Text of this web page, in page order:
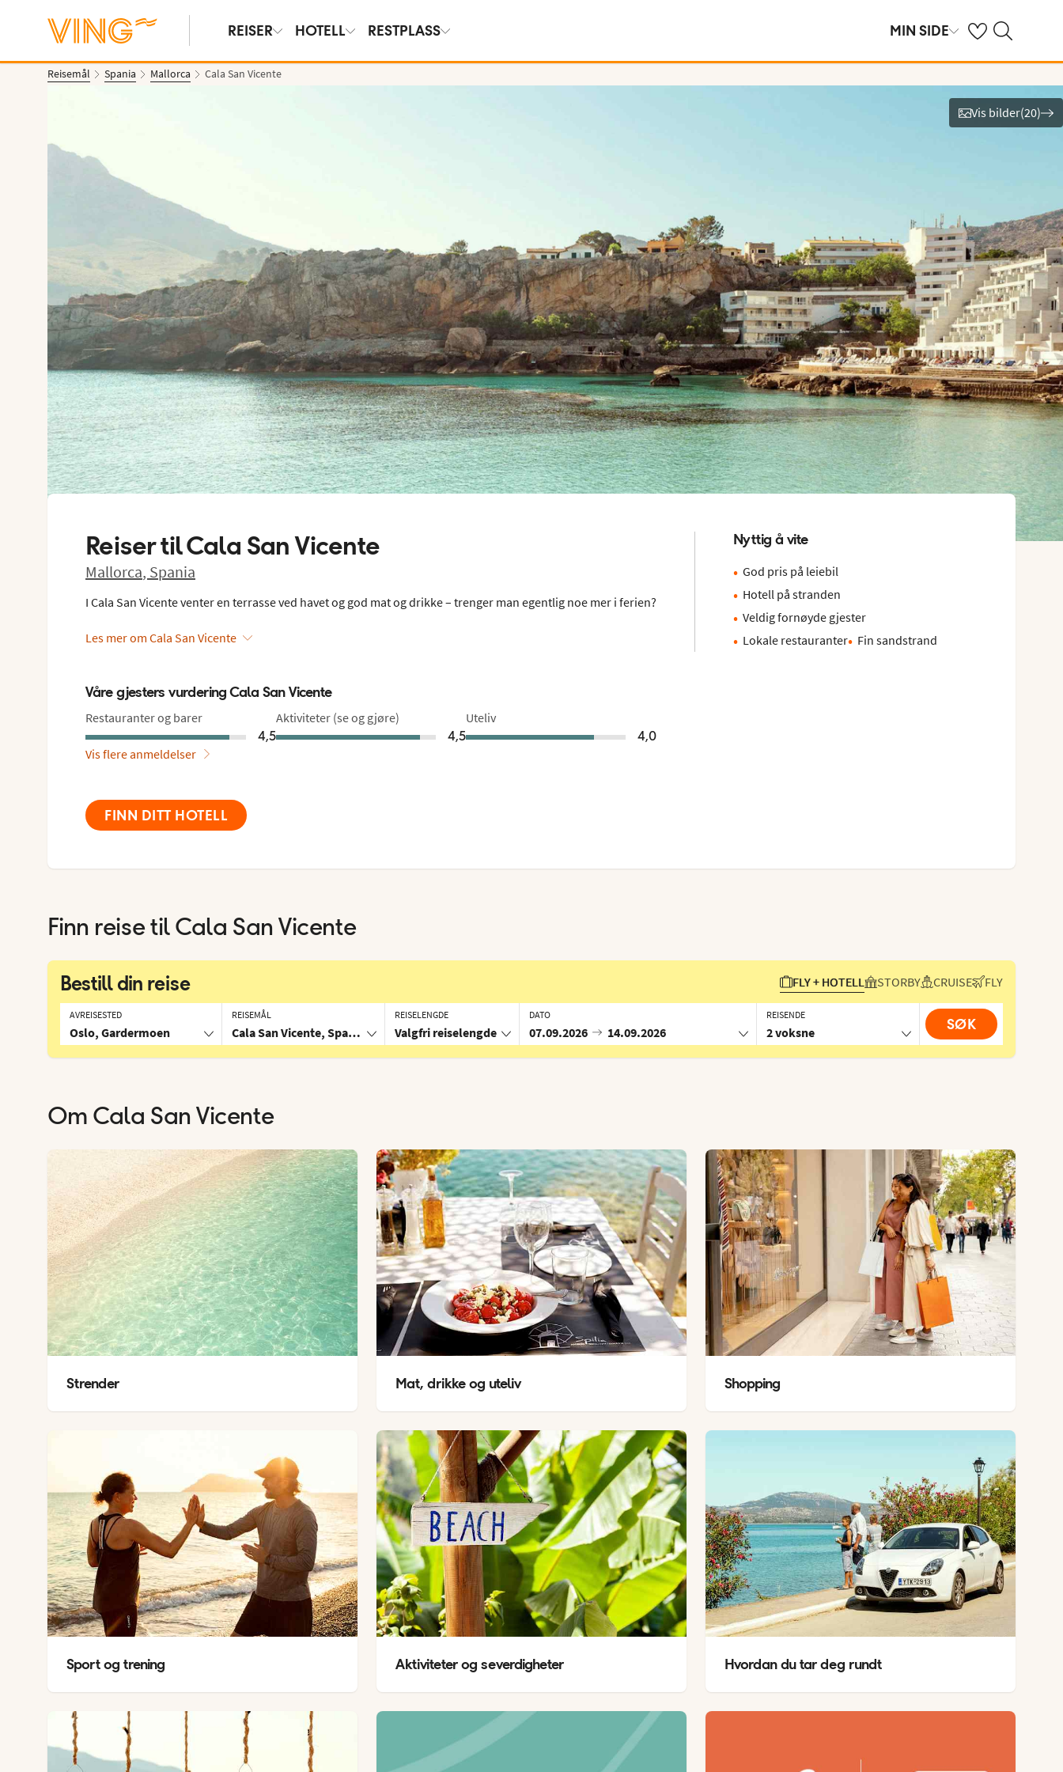
REISER HOTELL RESTPLASS MIN SIDE Se dine sparte
Søk på ving.no
Reisemål Spania Mallorca Cala San Vicente
Vis bilder
Vis bilder(20)
Reiser tilCala San Vicente
Mallorca, Spania
I Cala San Vicente venter en terrasse ved havet og god mat og drikke – trenger man egentlig noe mer i ferien?
Les mer om Cala San Vicente
Våre gjesters vurdering Cala San Vicente
Restauranter og barer
4,5
Aktiviteter (se og gjøre)
4,5
Uteliv
4,0
Vis flere anmeldelser
FINN DITT HOTELL
Nyttig å vite
God pris på leiebil
Hotell på stranden
Veldig fornøyde gjester
Lokale restauranter
Fin sandstrand
Finn reise til Cala San Vicente
Bestill din reise FLY + HOTELL STORBY CRUISE FLY
AVREISESTED
Oslo, Gardermoen
REISEMÅL
Cala San Vicente, Spania
REISELENGDE
Valgfri reiselengde
DATO
07.09.2026 14.09.2026
REISENDE
2 voksne SØK
Om Cala San Vicente
Strender Mat, drikke og uteliv Shopping
Sport og trening Aktiviteter og severdigheter Hvordan du tar deg rundt